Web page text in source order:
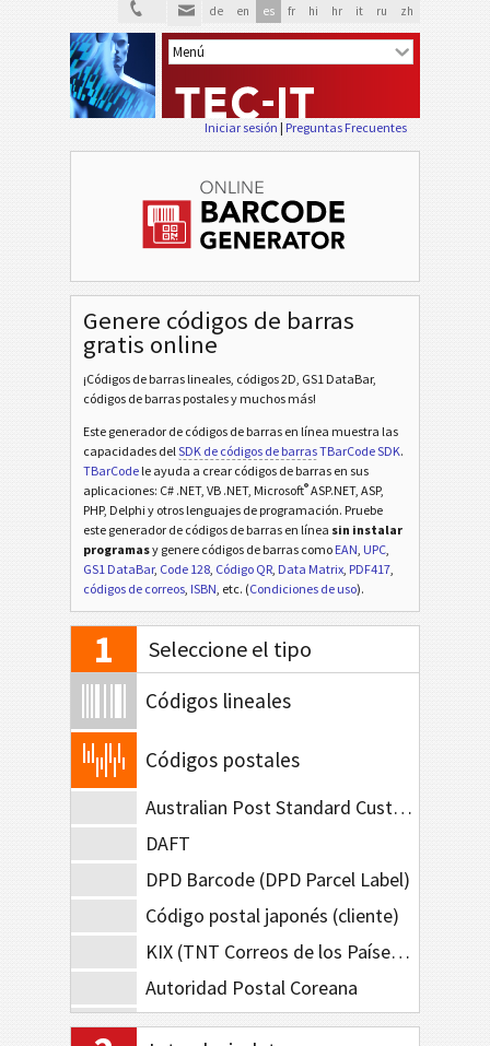
de en es fr hi hr it ru zh
Iniciar sesión | Preguntas Frecuentes
Genere códigos de barras
gratis online
¡Códigos de barras lineales, códigos 2D, GS1 DataBar,
códigos de barras postales y muchos más!
Este generador de códigos de barras en línea muestra las
capacidades delSDK de códigos de barrasTBarCode SDK.
TBarCode le ayuda a crear códigos de barras en sus
aplicaciones: C# .NET, VB .NET, Microsoft®ASP.NET, ASP,
PHP, Delphi y otros lenguajes de programación. Pruebe
este generador de códigos de barras en línea sin instalar
programasy genere códigos de barras como EAN, UPC,
GS1 DataBar, Code 128, Código QR, Data Matrix, PDF417,
códigos de correos, ISBN, etc. (Condiciones de uso).
1 Seleccione el tipo
Códigos lineales
Códigos postales
Australian Post Standard Customer
DAFT
DPD Barcode (DPD Parcel Label)
Código postal japonés (cliente)
KIX (TNT Correos de los Países Bajos)
Autoridad Postal Coreana
Planet Code 12